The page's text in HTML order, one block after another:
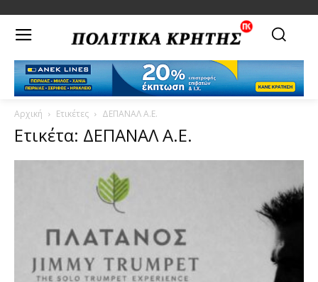
Αρχική Ετικέτες ΔΕΠΑΝΑΛ Α.Ε.
Ετικέτα: ΔΕΠΑΝΑΛ Α.Ε.